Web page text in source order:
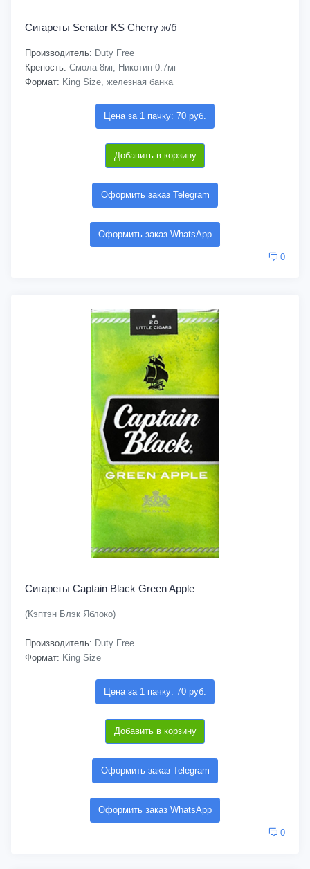
Сигареты Senator KS Cherry ж/б
Производитель: Duty Free
Крепость: Смола-8мг, Никотин-0.7мг
Формат: King Size, железная банка
Цена за 1 пачку: 70 руб.
Добавить в корзину
Оформить заказ Telegram
Оформить заказ WhatsApp
0
Сигареты Captain Black Green Apple
(Кэптэн Блэк Яблоко)
Производитель: Duty Free
Формат: King Size
Цена за 1 пачку: 70 руб.
Добавить в корзину
Оформить заказ Telegram
Оформить заказ WhatsApp
0